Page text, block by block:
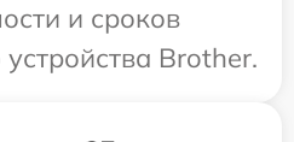
и сроков
Brother.